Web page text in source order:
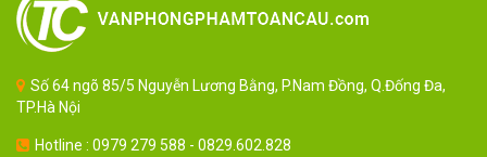
Số 64 ngõ 85/5 Nguyễn Lương Bằng, P.Nam Đồng, Q.Đống Đa,
TP.Hà Nội
Hotline : 0979 279 588 - 0829.602.828